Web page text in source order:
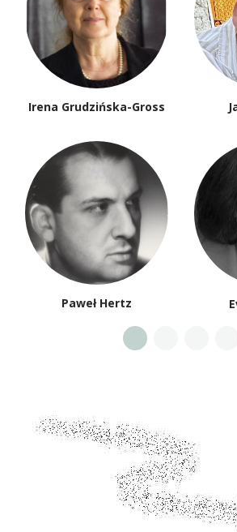
Irena Grudzińska-Gross
Paweł Hertz